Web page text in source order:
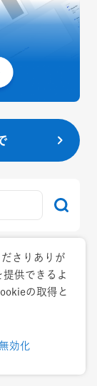
さりありが
供できるよ
の取得と
効化